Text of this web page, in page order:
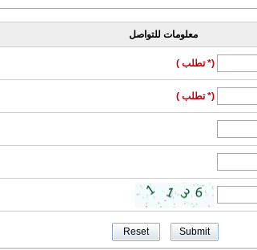
معلومات للتواصل
(* تطلب )
(* تطلب )